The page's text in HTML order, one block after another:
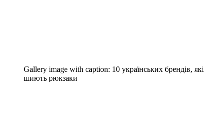
Gallery image with caption: 10 українських брендів, які
шиють рюкзаки